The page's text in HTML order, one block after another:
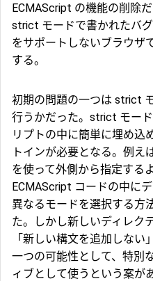
ECMAScript の機能の削除
strict モードで書かれたバ
をサポートしないブラウザ
する。
初期の問題の一つは strict
行うかだった。strict モー
リプトの中に簡単に埋め込
トインが必要となる。例え
を使って外側から指定する
ECMAScript コードの中に
異なるモードを選択する方
た。しかし新しいディレク
「新しい構文を追加しない
一つの可能性として、特別
ィブとして使うという案が